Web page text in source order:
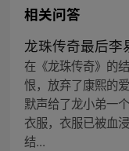
相关问答
龙珠传奇最后李
在《龙珠传奇》的
恨，放弃了康熙的
默声给了龙小弟一
衣服，衣服已被血
结...